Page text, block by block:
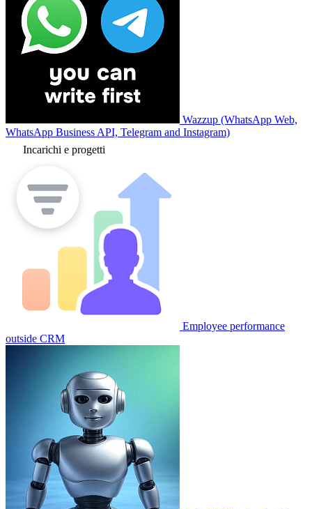
Wazzup (WhatsApp Web,
WhatsApp Business API, Telegram and Instagram)
Incarichi e progetti
Employee performance
outside CRM